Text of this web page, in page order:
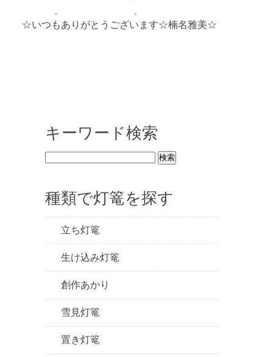
☆いつもありがとうございます☆楠名雅美☆
キーワード検索
種類で灯篭を探す
立ち灯篭
生け込み灯篭
創作あかり
雪見灯篭
置き灯篭